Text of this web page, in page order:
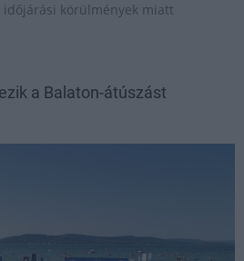
körülmények miatt
a Balaton-átúszást